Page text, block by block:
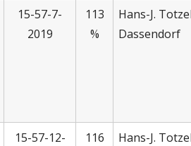
15-57-7-
2019
113
%
Hans-J.
Dassendorf
15-57-12-
116
Hans-J.